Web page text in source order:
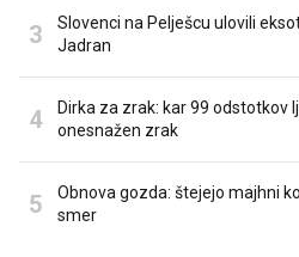
Slovenci na Pelješcu ulovili
Jadran
Dirka za zrak: kar 99 odstotkov
onesnažen zrak
Obnova gozda: štejejo majhni
smer